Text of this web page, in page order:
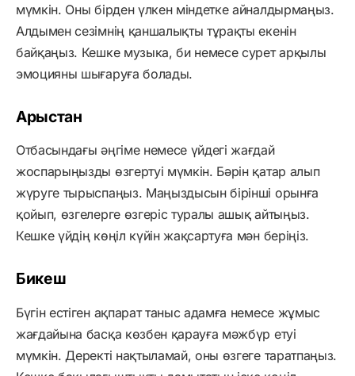
мүмкін. Оны бірден үлкен міндетке айналдырмаңыз.
Алдымен сезімнің қаншалықты тұрақты екенін
байқаңыз. Кешке музыка, би немесе сурет арқылы
эмоцияны шығаруға болады.
Арыстан
Отбасындағы әңгіме немесе үйдегі жағдай
жоспарыңызды өзгертуі мүмкін. Бәрін қатар алып
жүруге тырыспаңыз. Маңыздысын бірінші орынға
қойып, өзгелерге өзгеріс туралы ашық айтыңыз.
Кешке үйдің көңіл күйін жақсартуға мән беріңіз.
Бикеш
Бүгін естіген ақпарат таныс адамға немесе жұмыс
жағдайына басқа көзбен қарауға мәжбүр етуі
мүмкін. Деректі нақтыламай, оны өзгеге таратпаңыз.